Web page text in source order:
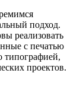
подход.
реализовать
с печатью
типографией,
проектов.